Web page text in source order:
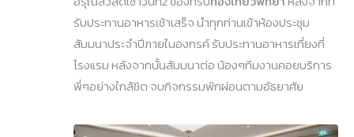
รับประทานอาหารเช้าเสร็จ นำทุกท่านเข้าห้องประชุม
สัมมนาประจำปีภายในองกรค์ รับประทานอาหารเที่ยงที่
โรงแรม หลังจากนั้นสัมมนาต่อ น้องๆทีมงานคอยบริการ
พี่ๆอย่างใกล้ชิด จบกิจกรรมพักผ่อนตามอัธยาศัย